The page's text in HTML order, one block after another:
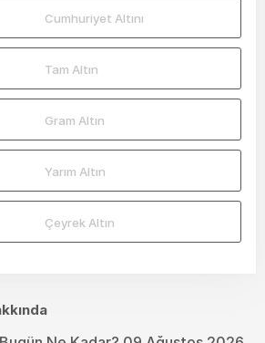
Cumhuriyet Altını
Tam Altın
Gram Altın
Yarım Altın
Çeyrek Altın